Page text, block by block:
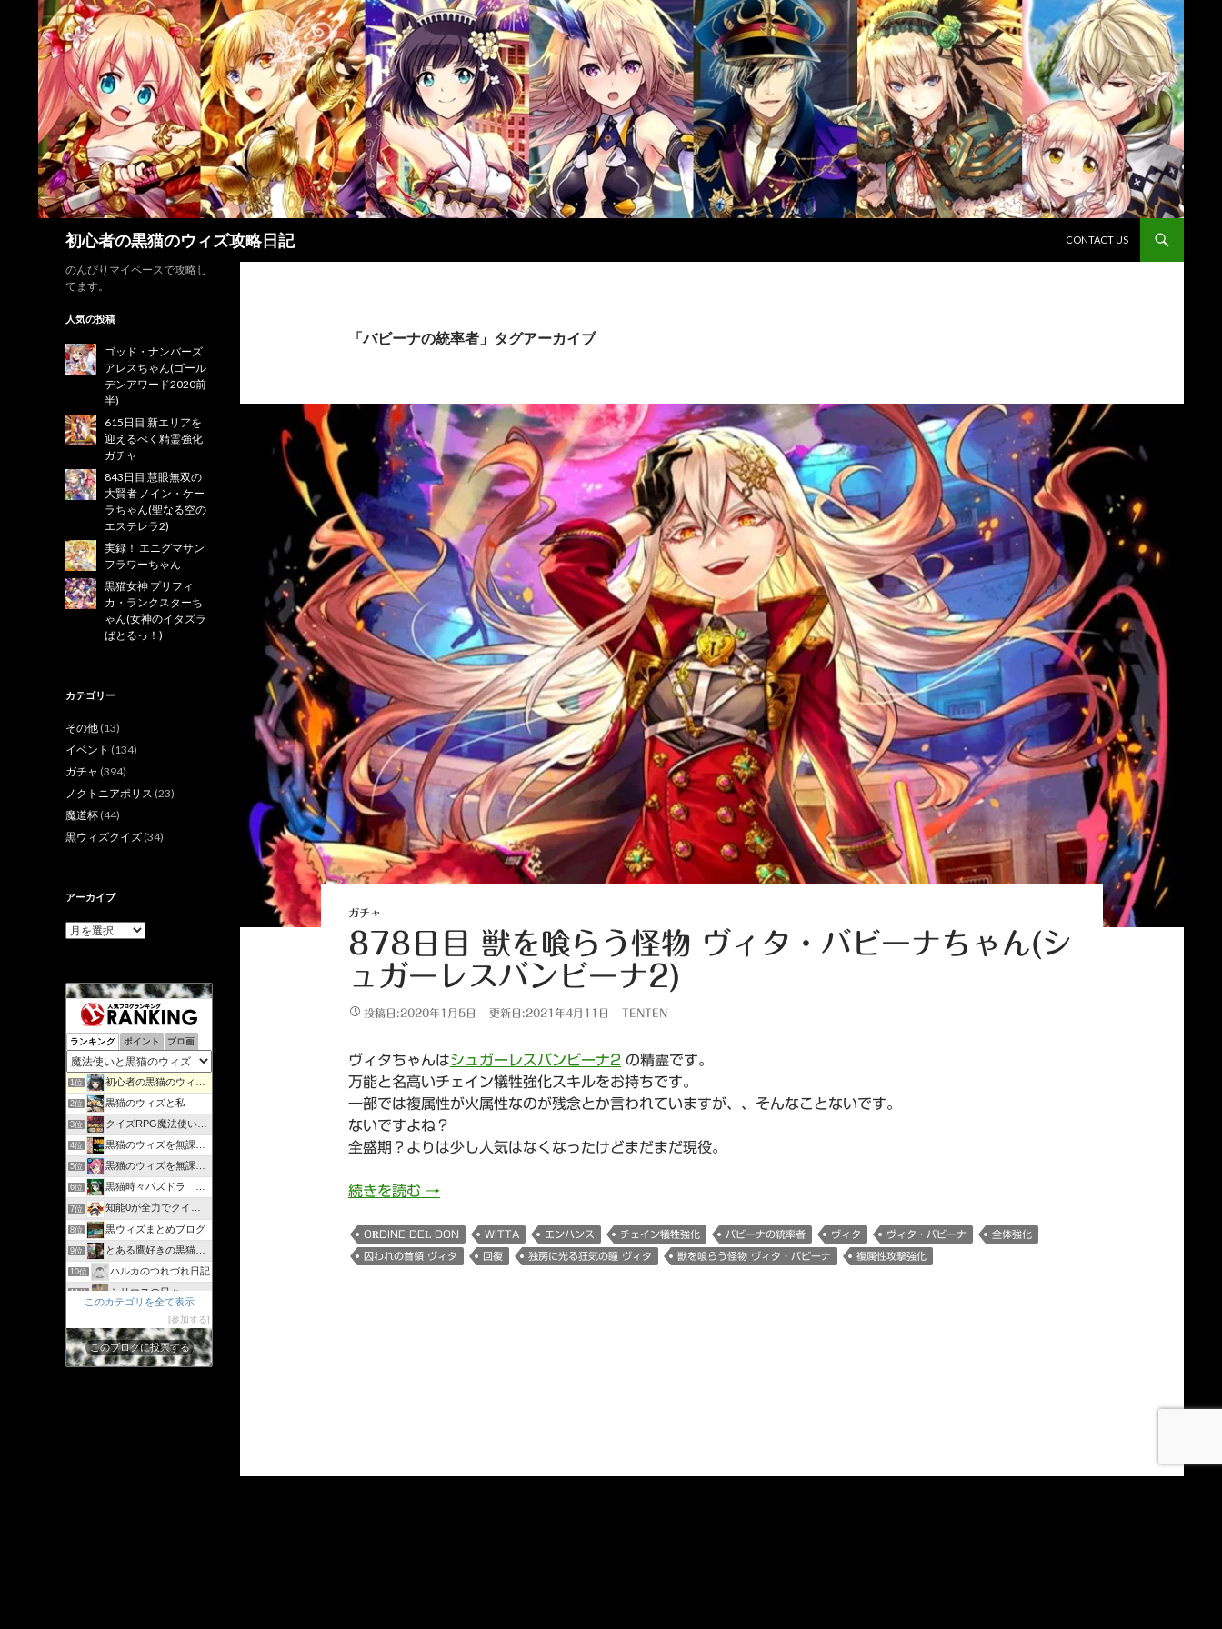
初心者の黒猫のウィズ攻略日記
CONTACT US
「バビーナの統率者」タグアーカイブ
ガチャ
878日目 獣を喰らう怪物 ヴィタ・バビーナちゃん(シ
ュガーレスバンビーナ2)
投稿日:2020年1月5日 更新日:2021年4月11日 TENTEN
ヴィタちゃんはシュガーレスバンビーナ2 の精霊です。
万能と名高いチェイン犠牲強化スキルをお持ちです。
一部では複属性が火属性なのが残念とか言われていますが、、そんなことないです。
ないですよね？
全盛期？よりは少し人気はなくなったけどまだまだ現役。
続きを読む 878日目 獣を喰らう怪物 ヴィタ・バビーナちゃん(シュガーレスバンビーナ2)
→
ORDINE DEL DON WITTA エンハンス チェイン犠牲強化 バビーナの統率者 ヴィタ ヴィタ・バビーナ 全体強化
囚われの首領 ヴィタ 回復 独房に光る狂気の瞳 ヴィタ 獣を喰らう怪物 ヴィタ・バビーナ 複属性攻撃強化
のんびりマイペースで攻略し
てます。
人気の投稿
ゴッド・ナンバーズ
アレスちゃん(ゴール
デンアワード2020前
半)
615日目 新エリアを
迎えるべく精霊強化
ガチャ
843日目 慧眼無双の
大賢者 ノイン・ケー
ラちゃん(聖なる空の
エステレラ2)
実録！ エニグマサン
フラワーちゃん
黒猫女神 プリフィ
カ・ランクスターち
ゃん(女神のイタズラ
ばとるっ！)
カテゴリー
その他 (13)
イベント (134)
ガチャ (394)
ノクトニアポリス (23)
魔道杯 (44)
黒ウィズクイズ (34)
アーカイブ
ア
ブ
ランキング ポイント ブロ画
1位 初心者の黒猫のウィズ攻略日記 | のんびりマイペースで攻略…
2位 黒猫のウィズと私
3位 クイズRPG魔法使いと黒猫のウィズを遊んで知識を増やそう
4位 黒猫のウィズを無課金で攻略してみる
5位 黒猫のウィズを無課金でまったりと。
6位 黒猫時々パズドラ ラノベ好きが綴るゲームブログ
7位 知能0が全力でクイズゲーム
8位 黒ウィズまとめブログ
9位 とある鷹好きの黒猫のウィズログ
10位 ハルカのつれづれ日記
11位 シリウスの日々
13位 30過ぎてもゲーム好き
14位 黒猫のウィズと配布クリスタル生活と
このカテゴリを全て表示
参加する
このブログに投票する